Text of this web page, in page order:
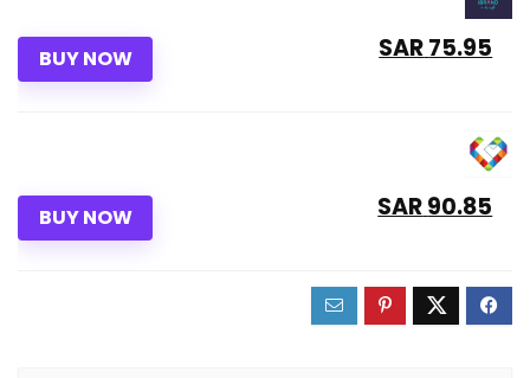
BUY NOW 75.95 SAR
BUY NOW 90.85 SAR